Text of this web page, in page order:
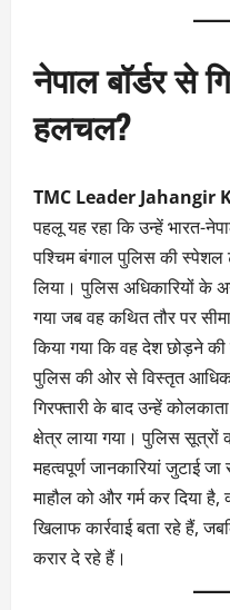
नेपाल बॉर्डर से
हलचल?
TMC Leader Jahangir
पहलू यह रहा कि उन्हें भारत-
पश्चिम बंगाल पुलिस की स्पेशल
लिया। पुलिस अधिकारियों के
गया जब वह कथित तौर पर
किया गया कि वह देश छोड़ने
पुलिस की ओर से विस्तृत
गिरफ्तारी के बाद उन्हें
क्षेत्र लाया गया। पुलिस
महत्वपूर्ण जानकारियां जुटाई
माहौल को और गर्म कर दिया है,
खिलाफ कार्रवाई बता रहे हैं,
करार दे रहे हैं।